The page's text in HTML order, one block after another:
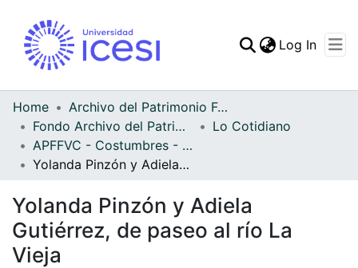
Statistics
Log In
Home
Archivo del Patrimonio Fotográfico y Fílmico del Valle del Cauca
Fondo Archivo del Patrimonio Fotográfico y Fílmico del Valle del Cauca
Lo Cotidiano
APFFVC - Costumbres - Patrimonial
Yolanda Pinzón y Adiela Gutiérrez, de paseo al río La Vieja
Yolanda Pinzón y Adiela
Gutiérrez, de paseo al río La
Vieja